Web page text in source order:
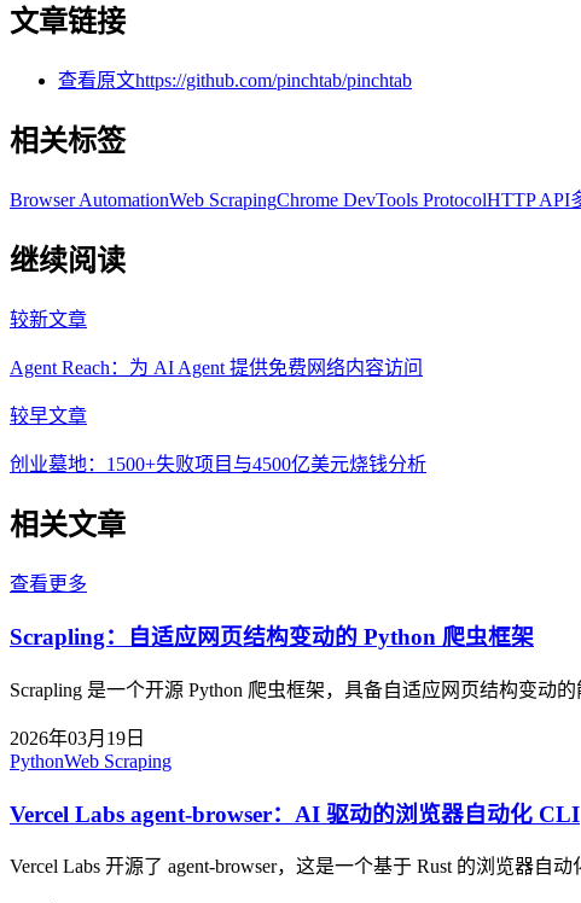
文章链接
查看原文https://github.com/pinchtab/pinchtab
相关标签
Browser AutomationWeb ScrapingChrome DevTools ProtocolHTTP API
继续阅读
较新文章
Agent Reach：为 AI Agent 提供免费网络内容访问
较早文章
创业墓地：1500+失败项目与4500亿美元烧钱分析
相关文章
查看更多
Scrapling：自适应网页结构变动的 Python 爬虫框架
Scrapling 是一个开源 Python 爬虫框架，具备自适应网页结构变动
2026年03月19日
PythonWeb Scraping
Vercel Labs agent-browser：AI 驱动的浏览器自动化 CLI
Vercel Labs 开源了 agent-browser，这是一个基于 Rust 的浏览器